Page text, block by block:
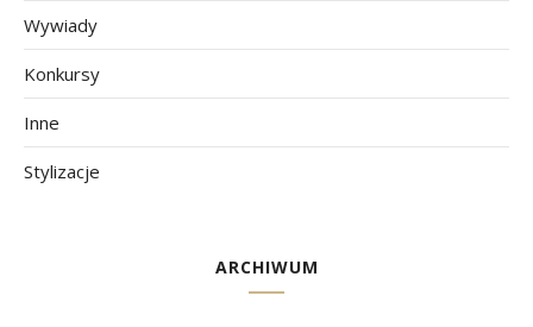
Wywiady
Konkursy
Inne
Stylizacje
ARCHIWUM